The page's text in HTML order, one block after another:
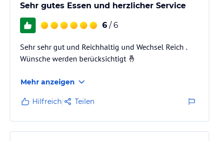
Sehr gutes Essen und herzlicher Service
6 / 6
Sehr sehr gut und Reichhaltig und Wechsel Reich .
Wünsche werden berücksichtigt 🤞
Mehr anzeigen
Hilfreich Teilen